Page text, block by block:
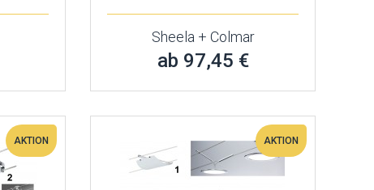
Sheela + Colmar
ab 97,45 €
AKTION AKTION